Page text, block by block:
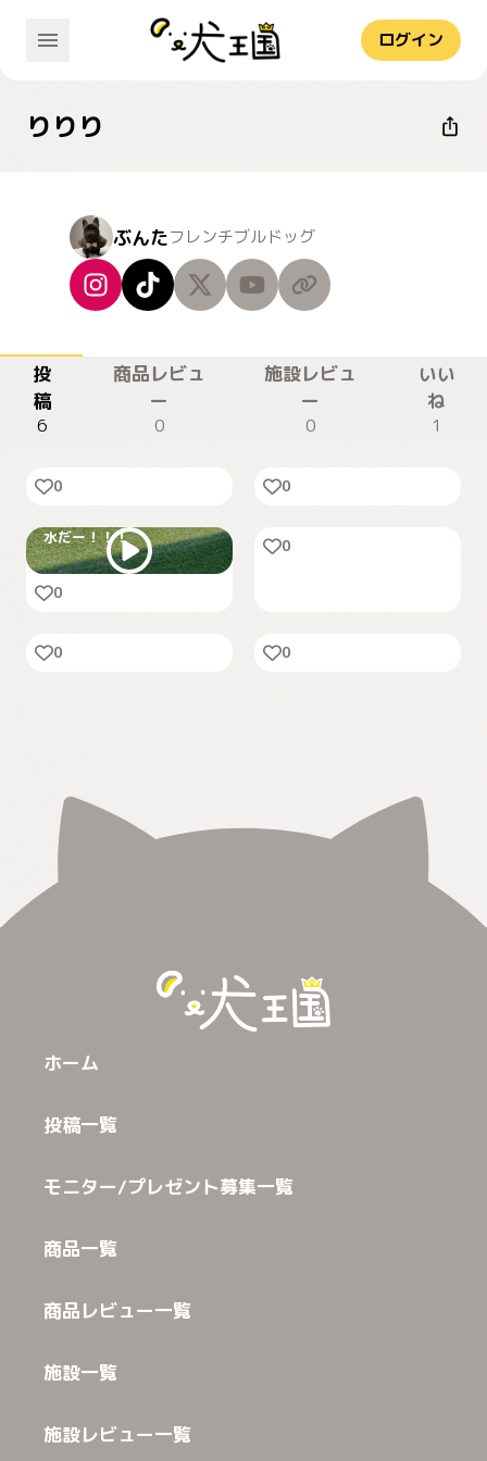
ログイン
りりり
ぶんたフレンチブルドッグ
投
稿
6
商品レビュ
ー
0
施設レビュ
ー
0
いい
ね
1
2際になったよ🎂✨️
0
ごちそうさまでちた✨️
0
水だー！！！
0
お外でまったりぶんた
0
桜とぶんた🌸
0
「カートは苦手。でもおや
0
ホーム
投稿一覧
モニター/プレゼント募集一覧
商品一覧
商品レビュー一覧
施設一覧
施設レビュー一覧